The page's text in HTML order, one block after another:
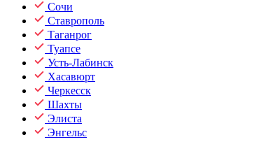
Сочи
Ставрополь
Таганрог
Туапсе
Усть-Лабинск
Хасавюрт
Черкесск
Шахты
Элиста
Энгельс